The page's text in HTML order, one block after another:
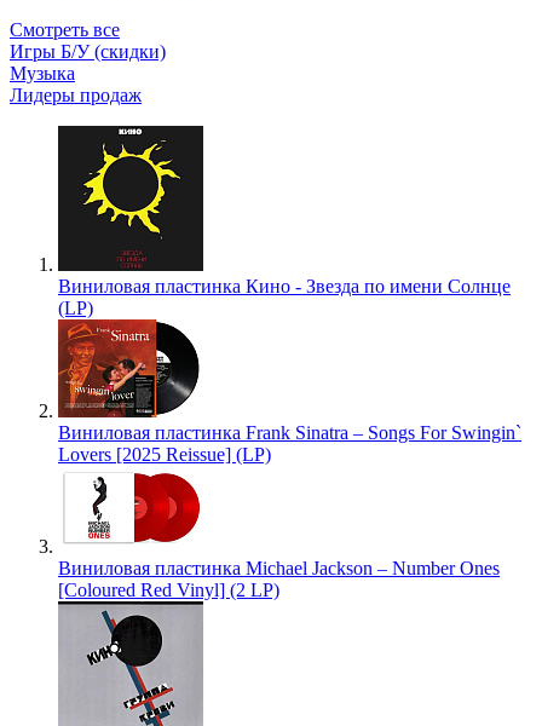
Смотреть все
Игры Б/У (скидки)
Музыка
Лидеры продаж
Виниловая пластинка Кино - Звезда по имени Солнце
(LP)
Виниловая пластинка Frank Sinatra – Songs For Swingin`
Lovers [2025 Reissue] (LP)
Виниловая пластинка Michael Jackson – Number Ones
[Coloured Red Vinyl] (2 LP)